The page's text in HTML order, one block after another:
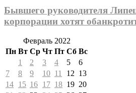
Бывшего руководителя
корпорации хотят
Февраль 2022
Пн Вт Ср Чт Пт Сб Вс
1
2 3 4 5
6
7
8 9 10 11 12 13
14 15 16 17 18 19 20